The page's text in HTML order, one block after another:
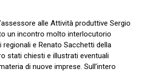
alle Attività produttive Sergio
un incontro molto interlocutorio
e Renato Sacchetti della
stati chiesti e illustrati eventuali
di nuove imprese. Sull’intero